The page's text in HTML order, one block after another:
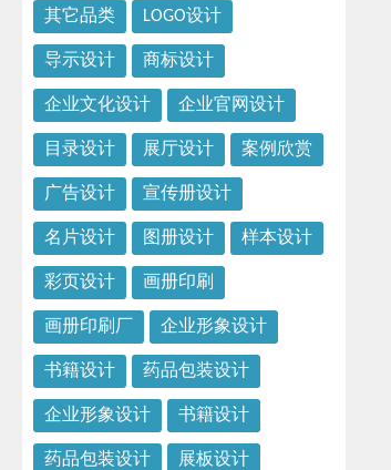
其它品类 LOGO设计
导示设计 商标设计
企业文化设计 企业官网设计
目录设计 展厅设计 案例欣赏
广告设计 宣传册设计
名片设计 图册设计 样本设计
彩页设计 画册印刷
画册印刷厂 企业形象设计
书籍设计 药品包装设计
企业形象设计 书籍设计
药品包装设计 展板设计